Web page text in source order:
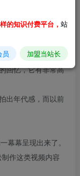
火爆，点赞量，浏
回忆，它有非常高
出年代感，而以前
幕幕呈现出来了。
作这类视频内容
的知识付费平台， 站
员 加盟当站长